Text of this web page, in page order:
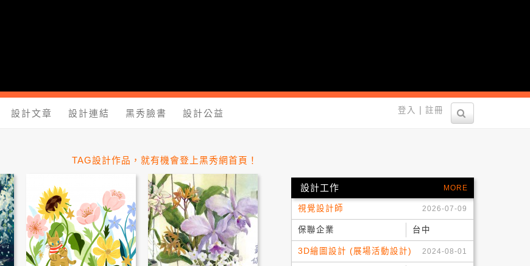
設計文章 設計連結 黑秀臉書 設計公益 登入 | 註冊
TAG設計作品，就有機會登上黑秀網首頁！
設計工作 MORE
視覺設計師 2026-07-09
保聯企業 台中
3D繪圖設計 (展場活動設計) 2024-08-01